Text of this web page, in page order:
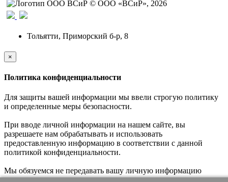
© ООО «ВСиР», 2026
Тольятти, Приморский б-р, 8
×
Политика конфиденциальности
Для защиты вашей информации мы ввели строгую политику
и определенные меры безопасности.
При вводе личной информации на нашем сайте, вы
разрешаете нам обрабатывать и использовать
предоставленную информацию в соответствии с данной
политикой конфиденциальности.
Мы обязуемся не передавать вашу личную информацию
третьим лицам.